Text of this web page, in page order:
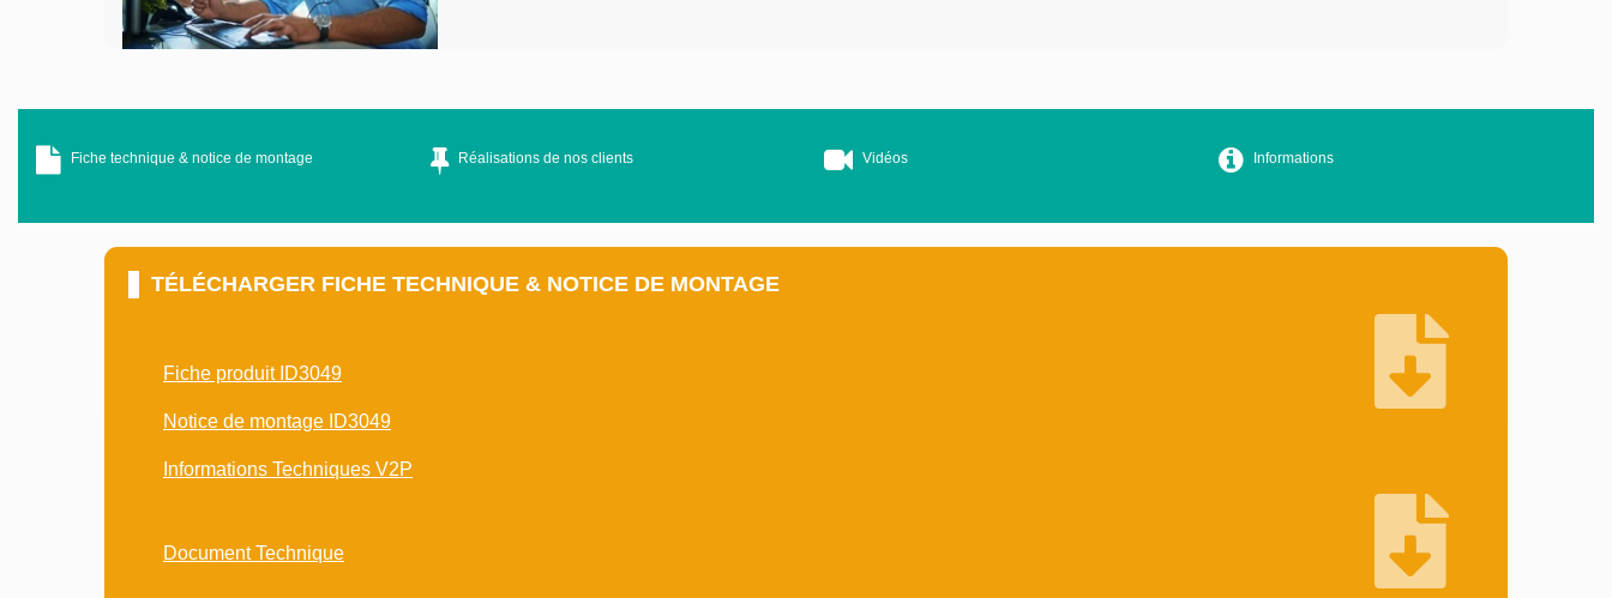
Fiche technique & notice de montage Réalisations de nos clients Vidéos Informations
TÉLÉCHARGER FICHE TECHNIQUE & NOTICE DE MONTAGE
Fiche produit ID3049
Notice de montage ID3049
Informations Techniques V2P
Document Technique